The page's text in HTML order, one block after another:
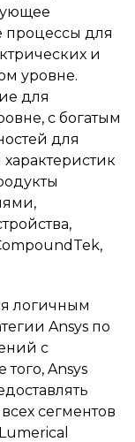
для
и
уровне.
для
с богатым
для
логичным
Ansys по
с
Ansys
сегментов